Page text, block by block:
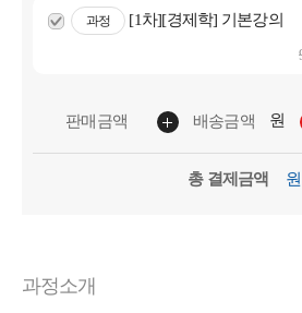
6. [경제학][기본강의] 2. 제1장 경제
7. [경제학][기본강의] 3. 합리적 의사
71분
9. [경제학][기본강의] 5. 수요량의 변
과정 [1차][경제학] 기본강의
판매금액 배송금액 원
총 결제금액 원
과정소개